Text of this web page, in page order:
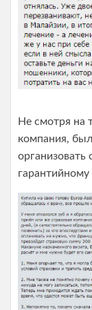
Не смотря на
компания,